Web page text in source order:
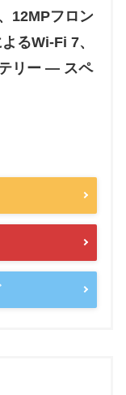
12MPフロン
るWi-Fi 7、
リー — スペ